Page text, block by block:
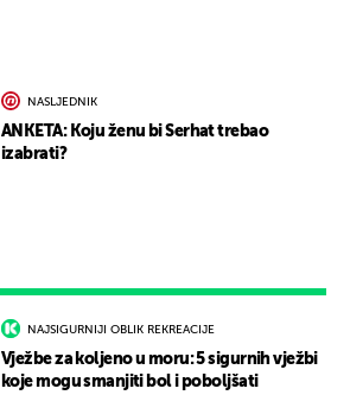
NAJSIGURNIJI OBLIK REKREACIJE
Vježbe za koljeno u moru: 5 sigurnih vježbi
koje mogu smanjiti bol i poboljšati
NASLJEDNIK
ANKETA: Koju ženu bi Serhat trebao
izabrati?